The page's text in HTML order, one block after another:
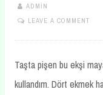
ADMIN
LEAVE A COMMENT
Taşta pişen bu ekşi
kullandım. Dört ekmek